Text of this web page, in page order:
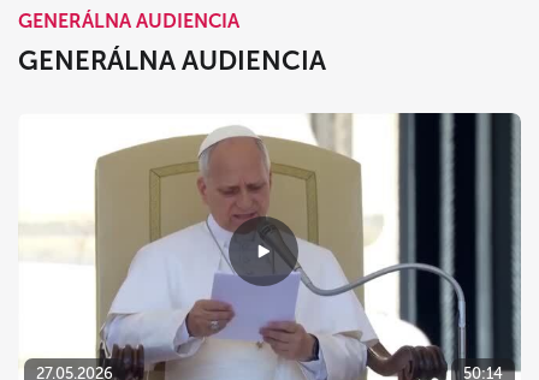
GENERÁLNA AUDIENCIA
GENERÁLNA AUDIENCIA
27.05.2026 50:14